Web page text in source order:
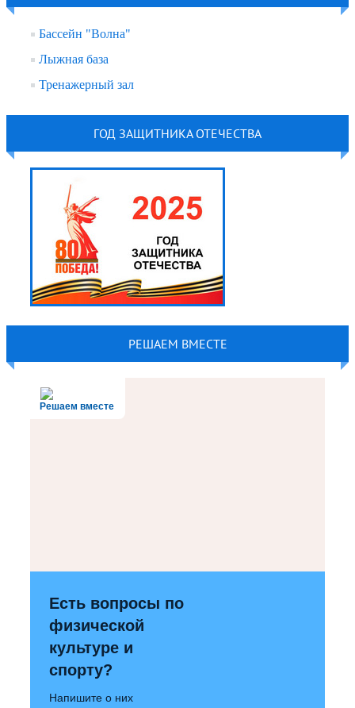
Бассейн "Волна"
Лыжная база
Тренажерный зал
ГОД ЗАЩИТНИКА ОТЕЧЕСТВА
РЕШАЕМ ВМЕСТЕ
Решаем вместе
Есть вопросы по
физической
культуре и
спорту?
Напишите о них